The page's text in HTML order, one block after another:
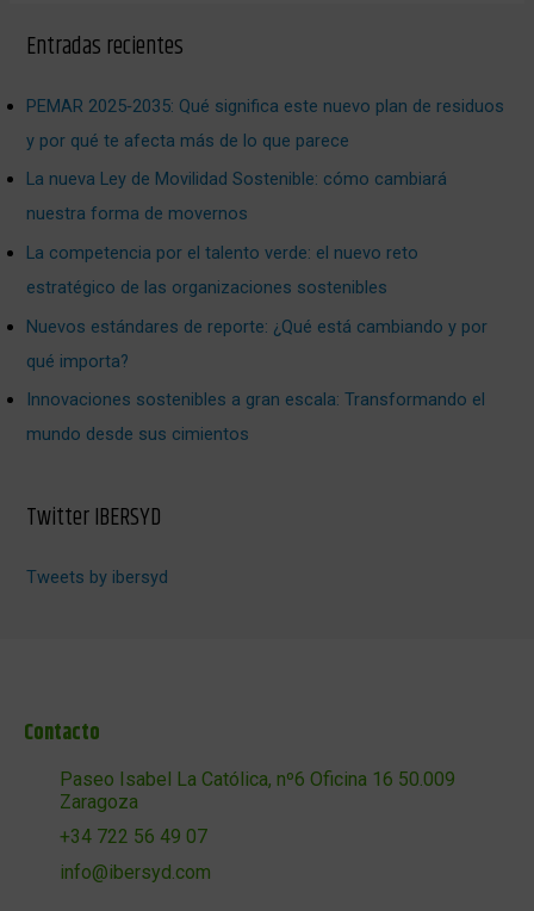
Entradas recientes
PEMAR 2025‑2035: Qué significa este nuevo plan de residuos
y por qué te afecta más de lo que parece
La nueva Ley de Movilidad Sostenible: cómo cambiará
nuestra forma de movernos
La competencia por el talento verde: el nuevo reto
estratégico de las organizaciones sostenibles
Nuevos estándares de reporte: ¿Qué está cambiando y por
qué importa?
Innovaciones sostenibles a gran escala: Transformando el
mundo desde sus cimientos
Twitter IBERSYD
Tweets by ibersyd
Contacto
Paseo Isabel La Católica, nº6 Oficina 16 50.009
Zaragoza
+34 722 56 49 07
info@ibersyd.com